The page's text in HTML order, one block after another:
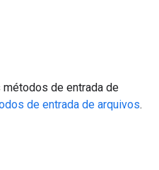
de entrada de
de entrada de arquivos.